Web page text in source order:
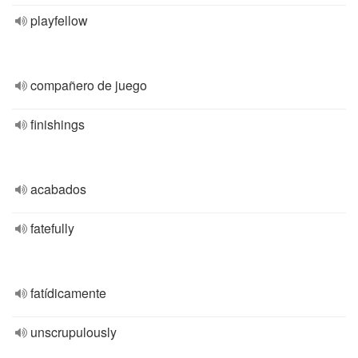
playfellow
compañero de juego
finishings
acabados
fatefully
fatídicamente
unscrupulously